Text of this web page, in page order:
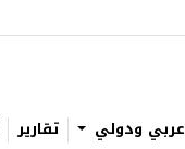
عربي ودولي تقارير